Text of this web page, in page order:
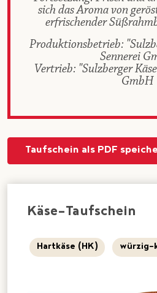
sich das Aroma von
erfrischender
Produktionsbetrieb:
Sennerei
Vertrieb: "Sulzberger
GmbH
Taufschein als PDF
Käse-Taufschein
Hartkäse (HK)